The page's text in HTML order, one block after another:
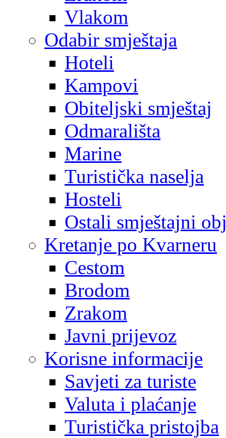
Vlakom
Odabir smještaja
Hoteli
Kampovi
Obiteljski smještaj
Odmarališta
Marine
Turistička naselja
Hosteli
Ostali smještajni
Kretanje po Kvarneru
Cestom
Brodom
Zrakom
Javni prijevoz
Korisne informacije
Savjeti za turiste
Valuta i plaćanje
Turistička pristojba